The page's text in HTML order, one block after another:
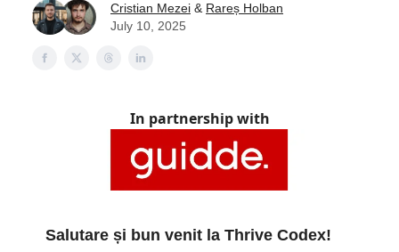
Cristian Mezei & Rareș Holban
July 10, 2025
In partnership with
Salutare și bun venit la Thrive Codex!